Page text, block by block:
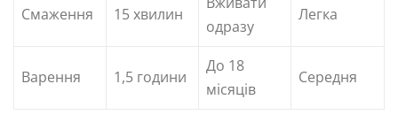
Смаження 15 хвилин
одразу
Легка
Варення 1,5 години
До 18
місяців
Середня